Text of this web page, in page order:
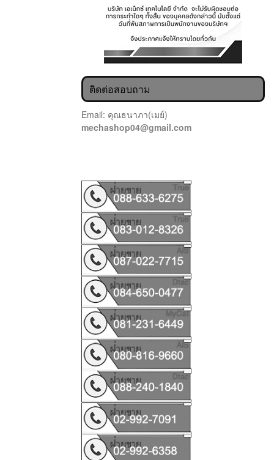
ติดต่อสอบถาม
Email: คุณธนาภา(เมย์)
mechashop04@gmail.com